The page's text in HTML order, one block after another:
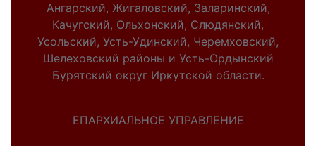
Ангарский, Жигаловский, Заларинский,
Качугский, Ольхонский, Слюдянский,
Усольский, Усть-Удинский, Черемховский,
Шелеховский районы и Усть-Ордынский
Бурятский округ Иркутской области.
ЕПАРХИАЛЬНОЕ УПРАВЛЕНИЕ